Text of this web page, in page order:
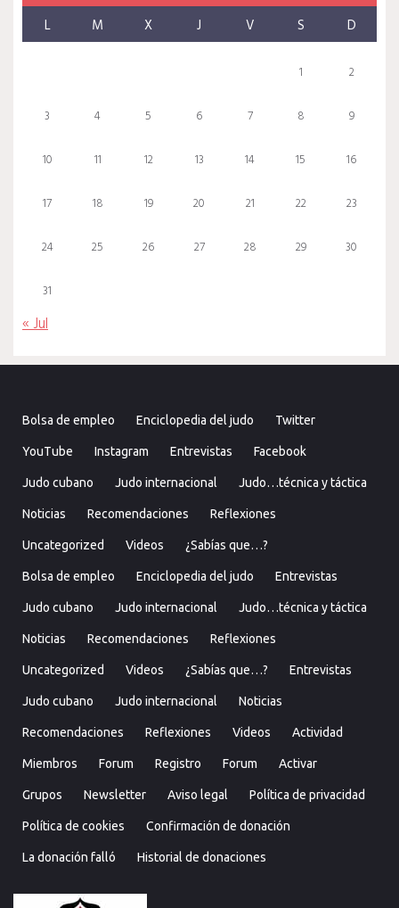
L M X J V S D
1 2
3 4 5 6 7 8 9
10 11 12 13 14 15 16
17 18 19 20 21 22 23
24 25 26 27 28 29 30
31
« Jul
Bolsa de empleo Enciclopedia del judo Twitter
YouTube Instagram Entrevistas Facebook
Judo cubano Judo internacional Judo…técnica y táctica
Noticias Recomendaciones Reflexiones
Uncategorized Videos ¿Sabías que…?
Bolsa de empleo Enciclopedia del judo Entrevistas
Judo cubano Judo internacional Judo…técnica y táctica
Noticias Recomendaciones Reflexiones
Uncategorized Videos ¿Sabías que…? Entrevistas
Judo cubano Judo internacional Noticias
Recomendaciones Reflexiones Videos Actividad
Miembros Forum Registro Forum Activar
Grupos Newsletter Aviso legal Política de privacidad
Política de cookies Confirmación de donación
La donación falló Historial de donaciones